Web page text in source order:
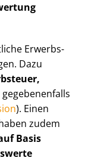
Er­werbs­
Dazu
). Einen
zudem
Basis